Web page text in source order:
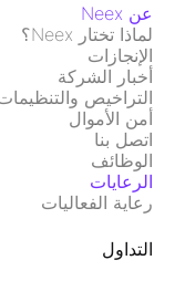
عن Neex
لماذا تختار Neex؟
الإنجازات
أخبار الشركة
التراخيص
أمن الأموال
اتصل بنا
الوظائف
الرعايات
رعاية الفعاليات
التداول